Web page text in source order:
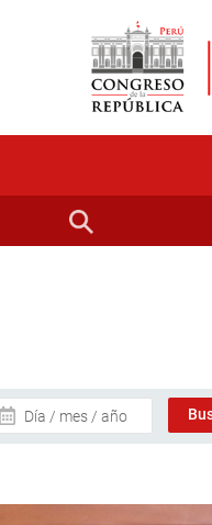
Día / mes / año